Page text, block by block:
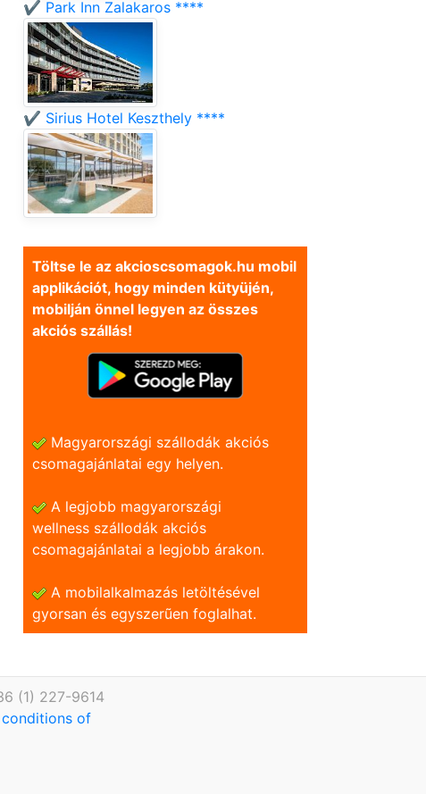
✔️ Park Inn Zalakaros ****
✔️ Sirius Hotel Keszthely ****
Töltse le az akcioscsomagok.hu mobil
applikációt, hogy minden kütyüjén,
mobilján önnel legyen az összes
akciós szállás!
Magyarországi szállodák akciós
csomagajánlatai egy helyen.
A legjobb magyarországi
wellness szállodák akciós
csomagajánlatai a legjobb árakon.
A mobilalkalmazás letöltésével
gyorsan és egyszerũen foglalhat.
(1) 227-9614
conditions of